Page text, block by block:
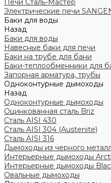
Печи Сталь-Мастер
Электрические печи
Баки для воды
Назад
Баки для воды
Навесные баки для печи
Баки на трубе для бани
Баки-теплообменники для
Запорная арматура, трубы
Одноконтурные дымоходы
Назад
Одноконтурные дымоходы
Оцинкованная сталь Briz
Сталь AISI 430
Сталь AISI 304 (Austenite)
Сталь AISI 316
Дымоходы из черного
Интерьерные дымоходы
Интерьерные дымоходы
Овальные дымоходы